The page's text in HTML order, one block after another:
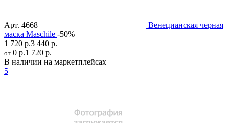
Арт. 4668
Венецианская черная
маска Maschile -50%
1 720 р.3 440 р.
от 0 р.1 720 р.
В наличии на маркетплейсах
5